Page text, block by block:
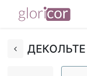
ДЕКОЛЬТЕ